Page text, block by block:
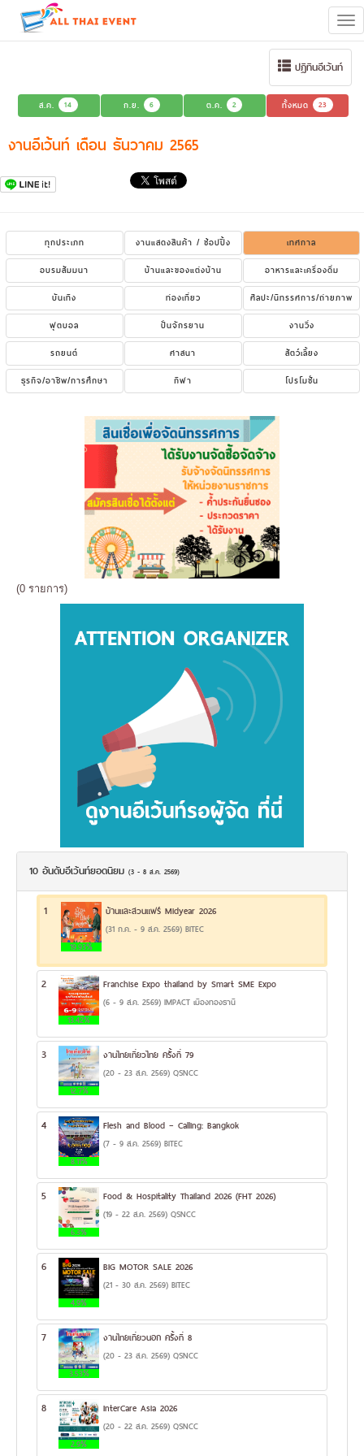
ปฏิทินอีเว้นท์
ส.ค. 14 ก.ย. 6 ต.ค. 2 ทั้งหมด 23
งานอีเว้นท์ เดือน ธันวาคม 2565
ทุกประเภท งานแสดงสินค้า / ช้อปปิ้ง
เทศกาล
อบรมสัมมนา
บ้านและของแต่งบ้าน
อาหารและเครื่องดื่ม
บันเทิง
ท่องเที่ยว
ศิลปะ/นิทรรศการ/ถ่ายภาพ
ฟุตบอล
ปั่นจักรยาน
งานวิ่ง
รถยนต์
ศาสนา
สัตว์เลี้ยง
ธุรกิจ/อาชีพ/การศึกษา
กีฬา โปรโมชั่น
(0 รายการ)
10 อันดับอีเว้นท์ยอดนิยม (3 - 8 ส.ค. 2569)
1
19.93%
บ้านและสวนแฟร์ Midyear 2026
(31 ก.ค. - 9 ส.ค. 2569) BITEC
2
13.42%
Franchise Expo thailand by Smart SME Expo
(6 - 9 ส.ค. 2569) IMPACT เมืองทองธานี
3
12.7%
งานไทยเที่ยวไทย ครั้งที่ 79
(20 - 23 ส.ค. 2569) QSNCC
4
8.11%
Flesh and Blood – Calling: Bangkok
(7 - 9 ส.ค. 2569) BITEC
5
6.3%
Food & Hospitality Thailand 2026 (FHT 2026)
(19 - 22 ส.ค. 2569) QSNCC
6
4.9%
BIG MOTOR SALE 2026
(21 - 30 ส.ค. 2569) BITEC
7
3.53%
งานไทยเที่ยวนอก ครั้งที่ 8
(20 - 23 ส.ค. 2569) QSNCC
8
2.9%
InterCare Asia 2026
(20 - 22 ส.ค. 2569) QSNCC